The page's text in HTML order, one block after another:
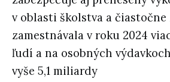
v oblasti školstva a
zamestnávala v roku 2024
ľudí a na osobných
vyše 5,1 miliardy